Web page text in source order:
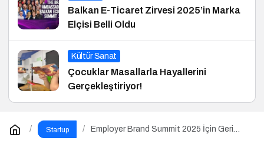
Balkan E-Ticaret Zirvesi 2025’in Marka
Elçisi Belli Oldu
Kültür Sanat
Çocuklar Masallarla Hayallerini
Gerçekleştiriyor!
Startup
Employer Brand Summit 2025 İçin Geri